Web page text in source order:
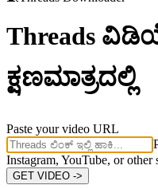
Threads
ಕ್ಷಣಮಾತ್ರದಲ್ಲಿ
Paste your video URL
Instagram, YouTube, or other
GET VIDEO ->